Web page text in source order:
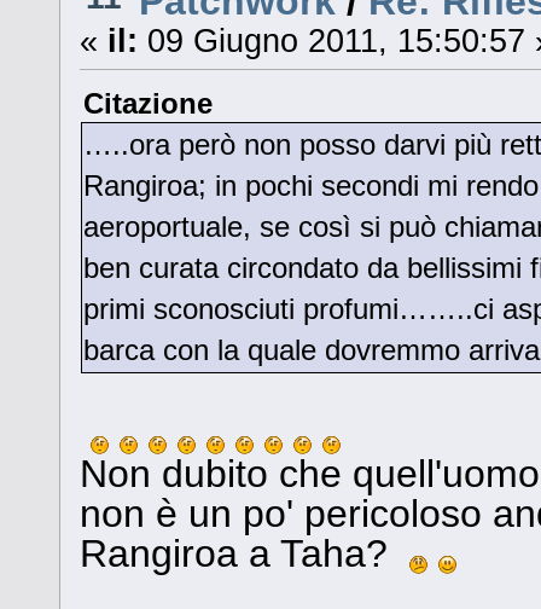
« il: 09 Giugno 2011, 15:50:57
Citazione
…..ora però non posso darvi più
Rangiroa; in pochi secondi mi
aeroportuale, se così si può
ben curata circondato da bellissimi
primi sconosciuti profumi……..ci
barca con la quale dovremmo
Non dubito che
non è un po' pericoloso
Rangiroa a Taha?